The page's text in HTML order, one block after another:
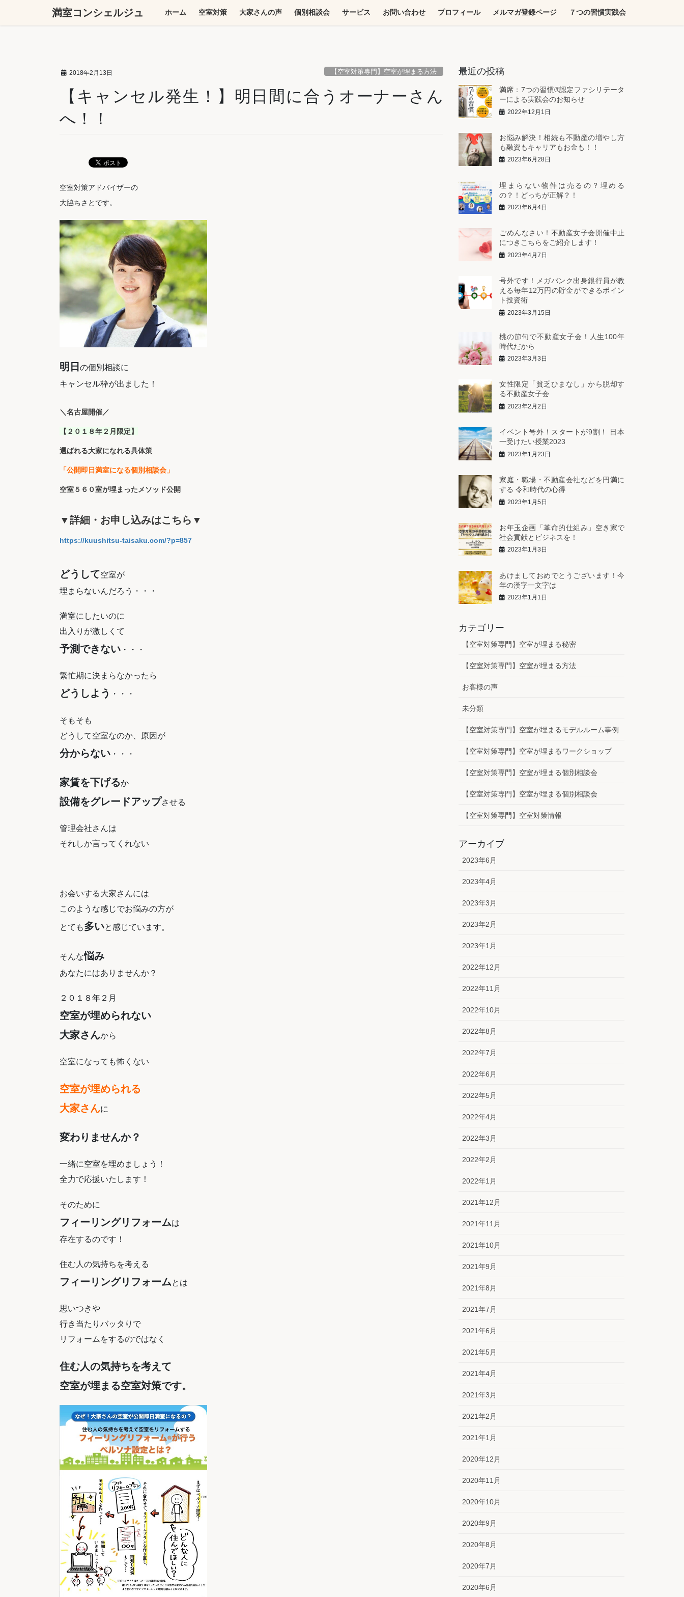
満室コンシェルジュ ホーム 空室対策 大家さんの声 個別相談会 サービス お問い合わせ プロフィール メルマガ登録ページ ７つの習慣実践会
2018年2月13日 【空室対策専門】空室が埋まる方法
【キャンセル発生！】明日間に合うオーナーさん
へ！！
空室対策アドバイザーの
大脇ちさとです。
明日 の個別相談に
キャンセル枠が出ました！
＼名古屋開催／
【２０１８年２月限定】
選ばれる大家になれる具体策
「公開即日満室になる個別相談会」
空室５６０室が埋まったメソッド公開
▼詳細・お申し込みはこちら▼
https://kuushitsu-taisaku.com/?p=857
どうして空室が
埋まらないんだろう・・・
満室にしたいのに
出入りが激しくて
予測できない ・・・
繁忙期に決まらなかったら
どうしよう ・・・
そもそも
どうして空室なのか、原因が
分からない ・・・
家賃を下げるか
設備をグレードアップさせる
管理会社さんは
それしか言ってくれない
お会いする大家さんには
このような感じでお悩みの方が
とても多いと感じています。
そんな悩み
あなたにはありませんか？
２０１８年２月
空室が埋められない
大家さんから
空室になっても怖くない
空室が埋められる
大家さんに
変わりませんか？
一緒に空室を埋めましょう！
全力で応援いたします！
そのために
フィーリングリフォームは
存在するのです！
住む人の気持ちを考える
フィーリングリフォームとは
思いつきや
行き当たりバッタりで
リフォームをするのではなく
住む人の気持ちを考えて
空室が埋まる空室対策です。
最近の投稿
満席：7つの習慣®︎認定ファシリテータ
ーによる実践会のお知らせ
2022年12月1日
お悩み解決！相続も不動産の増やし方
も融資もキャリアもお金も！！
2023年6月28日
埋まらない物件は売るの？埋める
の？！どっちが正解？！
2023年6月4日
ごめんなさい！不動産女子会開催中止
につきこちらをご紹介します！
2023年4月7日
号外です！メガバンク出身銀行員が教
える毎年12万円の貯金ができるポイン
ト投資術
2023年3月15日
桃の節句で不動産女子会！人生100年
時代だから
2023年3月3日
女性限定「貧乏ひまなし」から脱却す
る不動産女子会
2023年2月2日
イベント号外！スタートが9割！ 日本
一受けたい授業2023
2023年1月23日
家庭・職場・不動産会社などを円満に
する 令和時代の心得
2023年1月5日
お年玉企画「革命的仕組み」空き家で
社会貢献とビジネスを！
2023年1月3日
あけましておめでとうございます！今
年の漢字一文字は
2023年1月1日
カテゴリー
【空室対策専門】空室が埋まる秘密
【空室対策専門】空室が埋まる方法
お客様の声
未分類
【空室対策専門】空室が埋まるモデルルーム事例
【空室対策専門】空室が埋まるワークショップ
【空室対策専門】空室が埋まる個別相談会
【空室対策専門】空室が埋まる個別相談会
【空室対策専門】空室対策情報
アーカイブ
2023年6月
2023年4月
2023年3月
2023年2月
2023年1月
2022年12月
2022年11月
2022年10月
2022年8月
2022年7月
2022年6月
2022年5月
2022年4月
2022年3月
2022年2月
2022年1月
2021年12月
2021年11月
2021年10月
2021年9月
2021年8月
2021年7月
2021年6月
2021年5月
2021年4月
2021年3月
2021年2月
2021年1月
2020年12月
2020年11月
2020年10月
2020年9月
2020年8月
2020年7月
2020年6月